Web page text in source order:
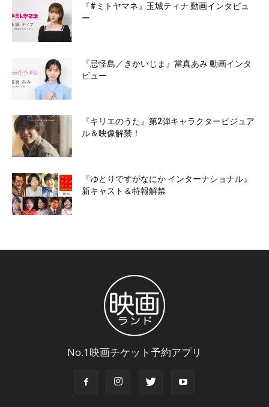
『#ミトヤマネ』玉城ティナ 動画インタビュ
ー
『忌怪島／きかいじま』當真あみ 動画インタ
ビュー
『キリエのうた』第2弾キャラクタービジュア
ル＆映像解禁！
『ゆとりですがなにか インターナショナル』
新キャスト＆特報解禁
No.1映画チケット予約アプリ